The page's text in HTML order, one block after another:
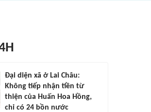
Đại diện xã ở Lai Châu:
Không tiếp nhận tiền từ
thiện của Huấn Hoa Hồng,
chỉ có 24 bồn nước